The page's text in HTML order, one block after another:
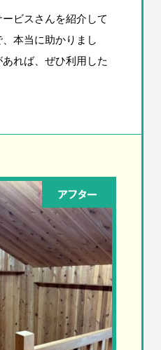
ビスさんを紹介して
本当に助かりまし
れば、ぜひ利用した
アフター